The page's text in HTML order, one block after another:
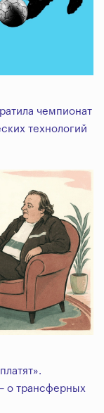
чемпионат
технологий
о трансферных